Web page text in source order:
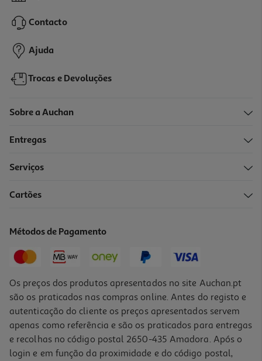
5,39 €
-11%
Contacto
Ajuda
Trocas e Devoluções
Sobre a Auchan
Entregas
Serviços
Cartões
Métodos de Pagamento
Os preços dos produtos apresentados no site Auchan.pt
são os praticados nas compras online. Antes do registo e
autenticação do cliente os preços apresentados servem
apenas como referência e são os praticados para entregas
e recolhas no código postal 2650-435 Amadora. Após o
login e em função da proximidade e do código postal,